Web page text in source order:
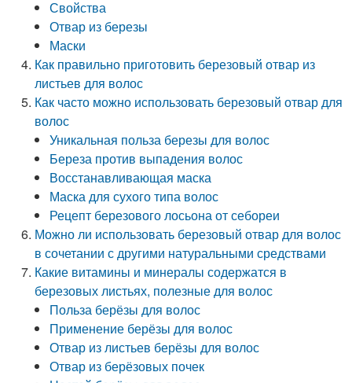
Свойства
Отвар из березы
Маски
Как правильно приготовить березовый отвар из
листьев для волос
Как часто можно использовать березовый отвар для
волос
Уникальная польза березы для волос
Береза против выпадения волос
Восстанавливающая маска
Маска для сухого типа волос
Рецепт березового лосьона от себореи
Можно ли использовать березовый отвар для волос
в сочетании с другими натуральными средствами
Какие витамины и минералы содержатся в
березовых листьях, полезные для волос
Польза берёзы для волос
Применение берёзы для волос
Отвар из листьев берёзы для волос
Отвар из берёзовых почек